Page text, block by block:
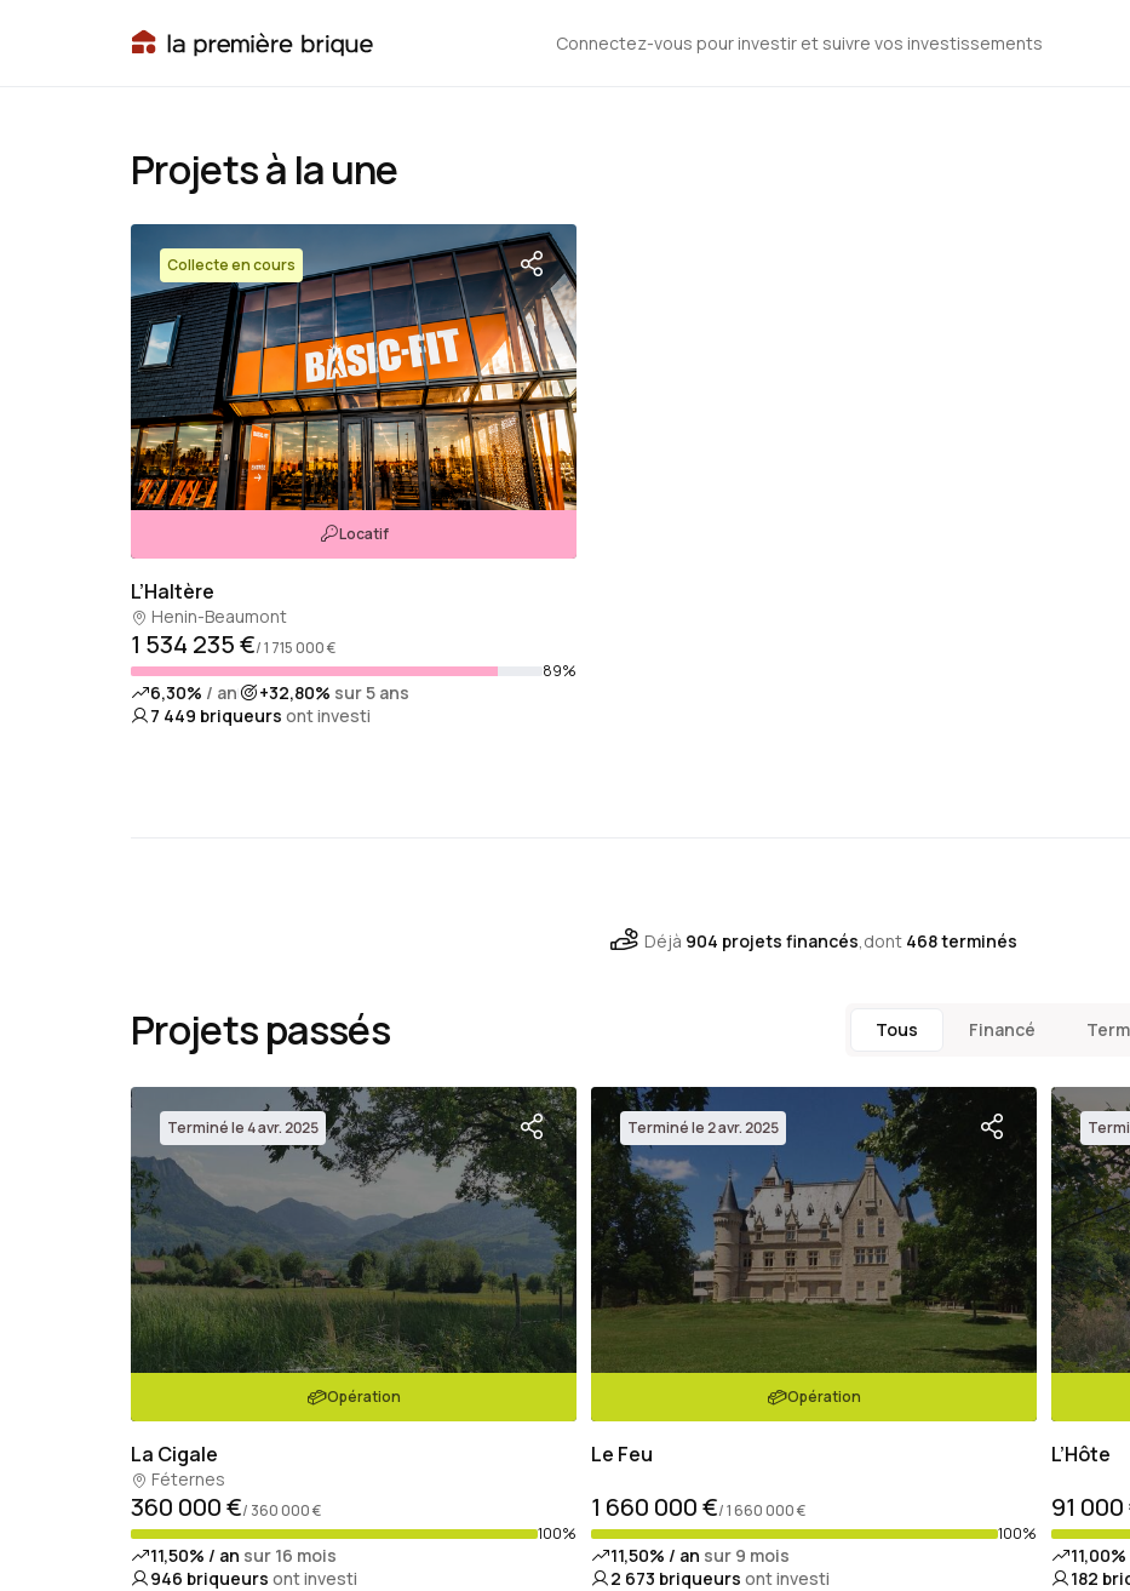
Connectez-vous pour investir et suivre vos investissements
Projets à la une
Collecte en cours
Locatif
L’Haltère
Henin-Beaumont
1 534 235 €/ 1 715 000 €
89%
6,30% / an +32,80% sur 5 ans
7 449 briqueurs ont investi
Déjà 904 projets financés dont 468 terminés
Projets passés Tous Financé
Terminé le 4 avr. 2025
Opération
La Cigale
Féternes
360 000 €/ 360 000 €
100%
11,50% / an sur 16 mois
946 briqueurs ont investi
Terminé le 2 avr. 2025
Opération
Le Feu
1 660 000 €/ 1 660 000 €
100%
11,50% / an sur 9 mois
2 673 briqueurs ont investi
L’Hôte
91 000
182